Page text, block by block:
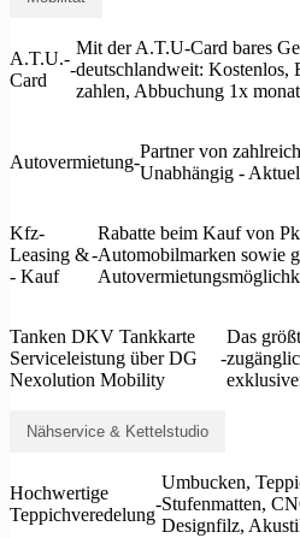
A.T.U.-
Card
-
Mit der A.T.U-Card bares
deutschlandweit: Kostenlos,
zahlen, Abbuchung 1x
Autovermietung-
Partner von
Unabhängig -
Kfz-
Leasing &
- Kauf
-
Rabatte beim Kauf von
Automobilmarken sowie
Tanken DKV Tankkarte
Serviceleistung über DG
Nexolution Mobility
-
Das
Nähservice & Kettelstudio
Hochwertige
Teppichveredelung
-
Umbucken,
Stufenmatten,
Designfilz,